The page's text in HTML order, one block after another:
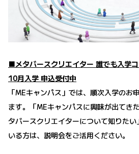
■メタバースクリエイター 誰でも入学
10月入学 申込受付中
「MEキャンパス」では、順次入学のお
ます。「MEキャンパスに興味が出てき
タバースクリエイターについて知りた
いる方は、説明会をご活用ください。